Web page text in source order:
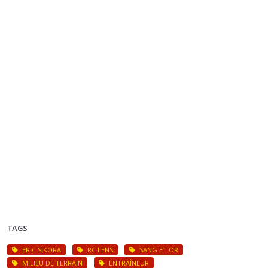
TAGS
ERIC SIKORA RC LENS
SANG ET OR
MILIEU DE TERRAIN
ENTRAÎNEUR